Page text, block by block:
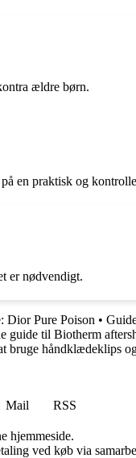
ældre børn.
en praktisk og
er nødvendigt.
Dior Pure Poison •
guide til Biotherm
bruge håndklædeklips
Mail
RSS
hjemmeside.
ved køb via